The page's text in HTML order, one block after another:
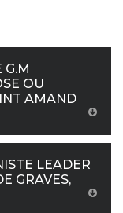
G.M
OU
AMAND
LEADER
GRAVES,